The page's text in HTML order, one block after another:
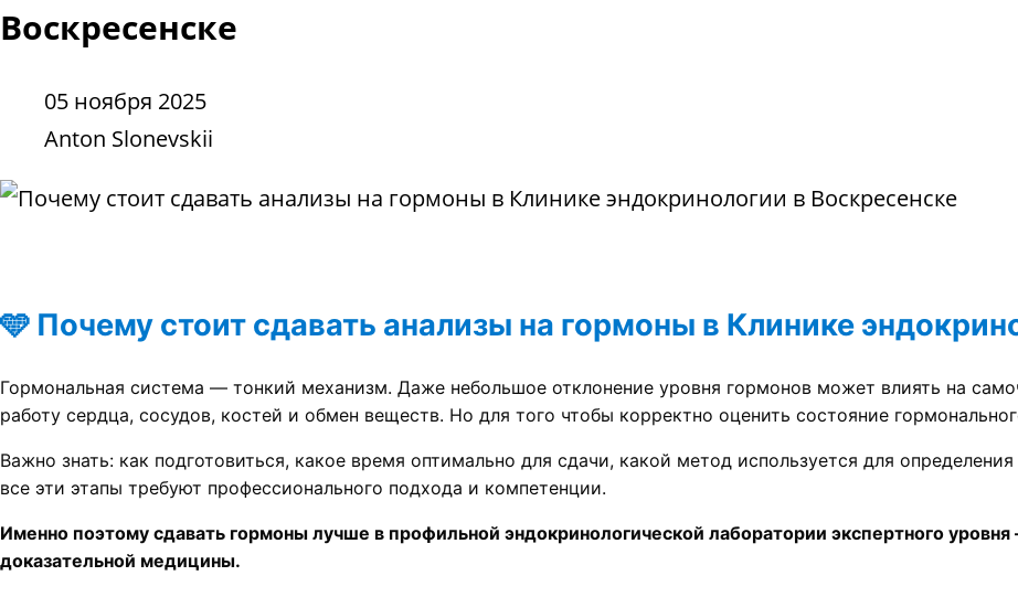
Воскресенске
05 ноября 2025
Anton Slonevskii
🩵 Почему стоит сдавать анализы на гормоны в Клинике
Гормональная система — тонкий механизм. Даже небольшое отклонение уровня гормонов может влиять на
работу сердца, сосудов, костей и обмен веществ. Но для того чтобы корректно оценить состояние
Важно знать: как подготовиться, какое время оптимально для сдачи, какой метод используется для
все эти этапы требуют профессионального подхода и компетенции.
Именно поэтому сдавать гормоны лучше в профильной эндокринологической лаборатории экспертного
доказательной медицины.